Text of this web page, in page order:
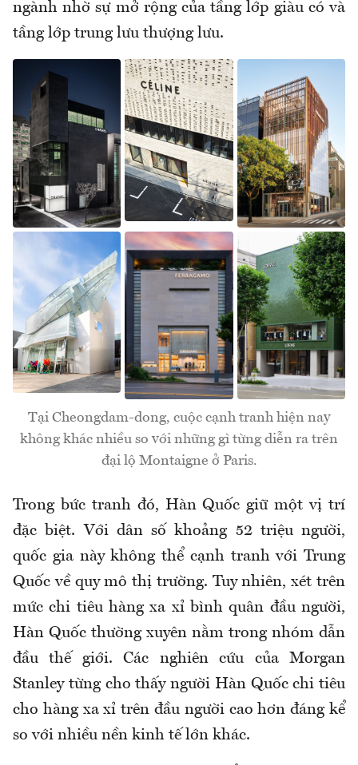
ngành nhờ sự mở rộng của tầng lớp giàu có và
tầng lớp trung lưu thượng lưu.
Tại Cheongdam-dong, cuộc cạnh tranh hiện nay
không khác nhiều so với những gì từng diễn ra trên
đại lộ Montaigne ở Paris.
Trong bức tranh đó, Hàn Quốc giữ một vị trí
đặc biệt. Với dân số khoảng 52 triệu người,
quốc gia này không thể cạnh tranh với Trung
Quốc về quy mô thị trường. Tuy nhiên, xét trên
mức chi tiêu hàng xa xỉ bình quân đầu người,
Hàn Quốc thường xuyên nằm trong nhóm dẫn
đầu thế giới. Các nghiên cứu của Morgan
Stanley từng cho thấy người Hàn Quốc chi tiêu
cho hàng xa xỉ trên đầu người cao hơn đáng kể
so với nhiều nền kinh tế lớn khác.